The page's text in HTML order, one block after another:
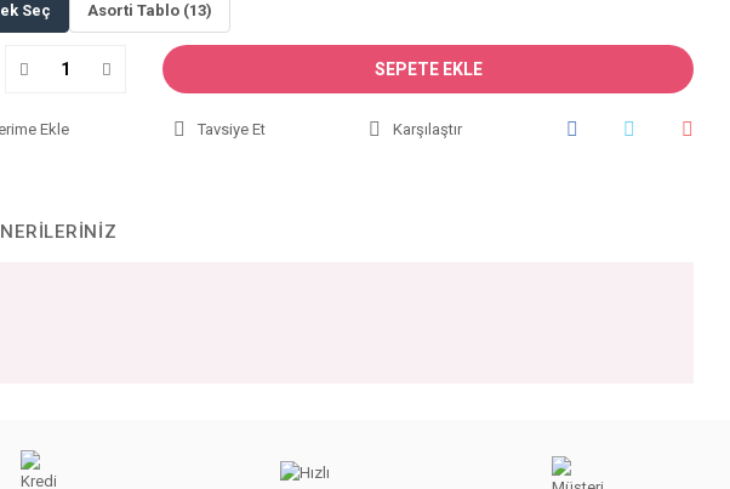
Seç Asorti Tablo (13)
SEPETE EKLE
Tavsiye Et Karşılaştır